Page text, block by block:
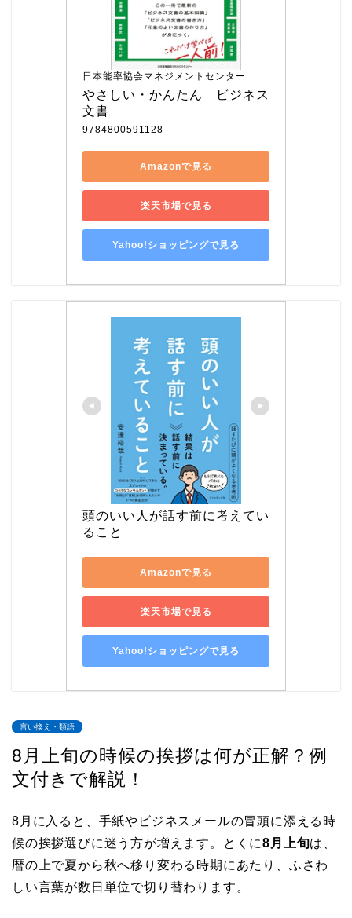
日本能率協会マネジメントセンター
やさしい・かんたん　ビジネス
文書
9784800591128
Amazonで見る
楽天市場で見る
Yahoo!ショッピングで見る
頭のいい人が話す前に考えてい
ること
Amazonで見る
楽天市場で見る
Yahoo!ショッピングで見る
言い換え・類語
8月上旬の時候の挨拶は何が正解？例
文付きで解説！
8月に入ると、手紙やビジネスメールの冒頭に添える時
候の挨拶選びに迷う方が増えます。とくに8月上旬は、
暦の上で夏から秋へ移り変わる時期にあたり、ふさわ
しい言葉が数日単位で切り替わります。